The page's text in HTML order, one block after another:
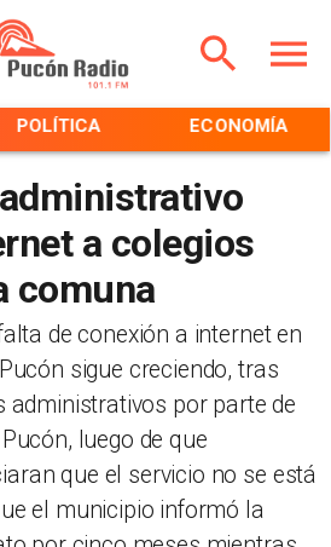
POLÍTICA ECONOMÍA
a colegios
comuna
de conexión a internet en
sigue creciendo, tras
administrativos por parte de
luego de que
que el servicio no se está
el municipio informó la